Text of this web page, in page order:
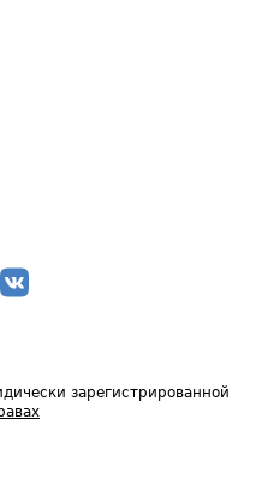
зарегистрированной